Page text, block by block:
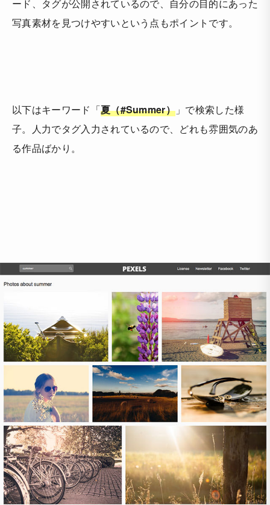
ード、タグが公開されているので、自分の目的にあった
写真素材を見つけやすいという点もポイントです。
以下はキーワード「夏（#Summer） 」で検索した様
子。人力でタグ入力されているので、どれも雰囲気のあ
る作品ばかり。